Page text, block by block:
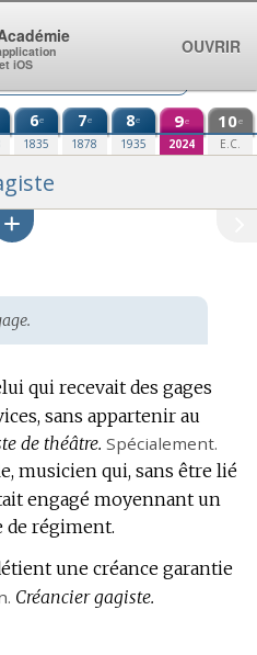
6e
1835
7e
1878
8e
1935
9e
2024
10e
E.C.
qui recevait des gages
sans appartenir au
de théâtre. Spécialement.
musicien qui, sans être lié
engagé moyennant un
de régiment.
une créance garantie
Créancier gagiste.
iOS
OUVRIR